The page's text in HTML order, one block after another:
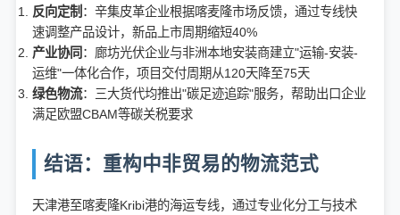
反向定制 ：辛集皮革企业根据喀麦隆市场反馈，通过专线快
速调整产品设计，新品上市周期缩短40%
产业协同 ：廊坊光伏企业与非洲本地安装商建立"运输-安装-
运维"一体化合作，项目交付周期从120天降至75天
绿色物流：三大货代均推出"碳足迹追踪"服务，帮助出口企业
满足欧盟CBAM等碳关税要求
结语：重构中非贸易的物流范式
天津港至喀麦隆Kribi港的海运专线，通过专业化分工与技术